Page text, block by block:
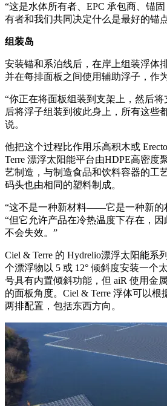
“这是水体所有者、EPC 承包商、锚
有者和我们共同决定什么是最好的锚点
组装岛
安装锚和系泊线后，在岸上组装浮体
并在每排面板之间使用辅助浮子，作
“你正在将面板组装到支架上，然后
后将浮子组装到彼此身上，所有这些
说。
他把这个过程比作用乐高积木或
Terre 漂浮太阳能平台由HDPE高密度
艺制造，与制造食品和饮料容器的工
码头也由相同的塑料制成。
“这不是一种新材料——它是一种新的
“但它允许产品在冷热温度下存在，
不会失效。”
Ciel & Terre 的 Hydrelio漂浮太阳能系
个漂浮物以 5 或 12° 倾斜度安装一个
号具有内置倾斜功能，但 aiR 使用金
的面板角度。Ciel & Terre 浮体可以
两排配置，包括东西方向。